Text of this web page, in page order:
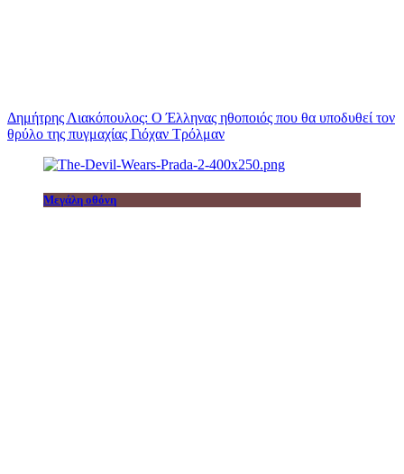
Δημήτρης Λιακόπουλος: Ο Έλληνας ηθοποιός που θα υποδυθεί τον
θρύλο της πυγμαχίας Γιόχαν Τρόλμαν
Μεγάλη οθόνη